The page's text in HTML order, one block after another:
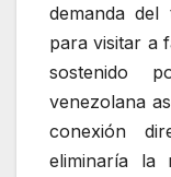
demanda
para visitar a
sostenido
venezolana
conexión
eliminaría la